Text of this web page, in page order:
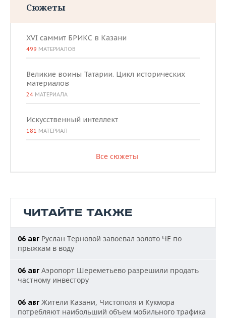
Сюжеты
XVI саммит БРИКС в Казани
499 МАТЕРИАЛОВ
Великие воины Татарии. Цикл исторических
материалов
24 МАТЕРИАЛА
Искусственный интеллект
181 МАТЕРИАЛ
Все сюжеты
ЧИТАЙТЕ ТАКЖЕ
06 авг Руслан Терновой завоевал золото ЧЕ по
прыжкам в воду
06 авг Аэропорт Шереметьево разрешили продать
частному инвестору
06 авг Жители Казани, Чистополя и Кукмора
потребляют наибольший объем мобильного трафика